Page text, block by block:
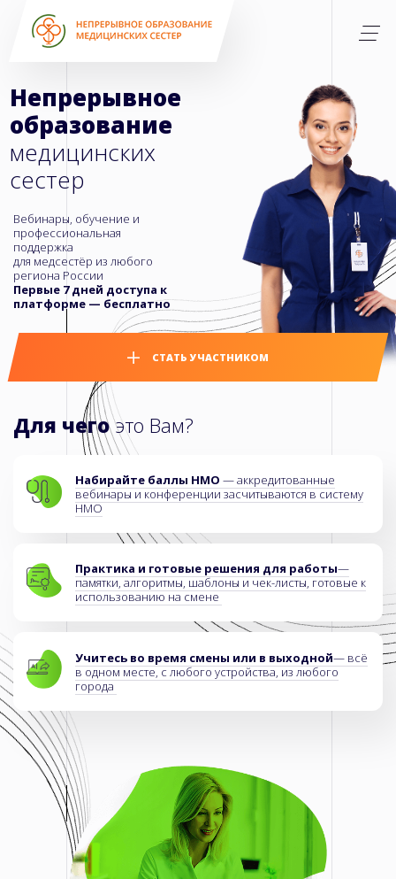
Непрерывное
образование
медицинских
сестер
Вебинары, обучение и
профессиональная
поддержка
для медсестёр из любого
региона России
Первые 7 дней доступа к
платформе — бесплатно
СТАТЬ УЧАСТНИКОМ
Для чегоэто Вам?
Набирайте баллы НМО — аккредитованные
вебинары и конференции засчитываются в систему
НМО
Практика и готовые решения для работы—
памятки, алгоритмы, шаблоны и чек-листы, готовые к
использованию на смене
Учитесь во время смены или в выходной— всё
в одном месте, с любого устройства, из любого
города